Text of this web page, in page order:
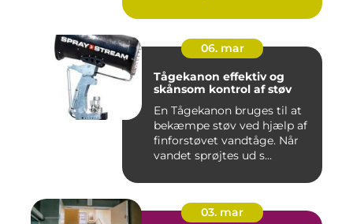
06. mar
Tågekanon effektiv og
skånsom kontrol af støv
En Tågekanon bruges til at
bekæmpe støv ved hjælp af
finforstøvet vandtåge. Når
vandet sprøjtes ud s...
03. mar